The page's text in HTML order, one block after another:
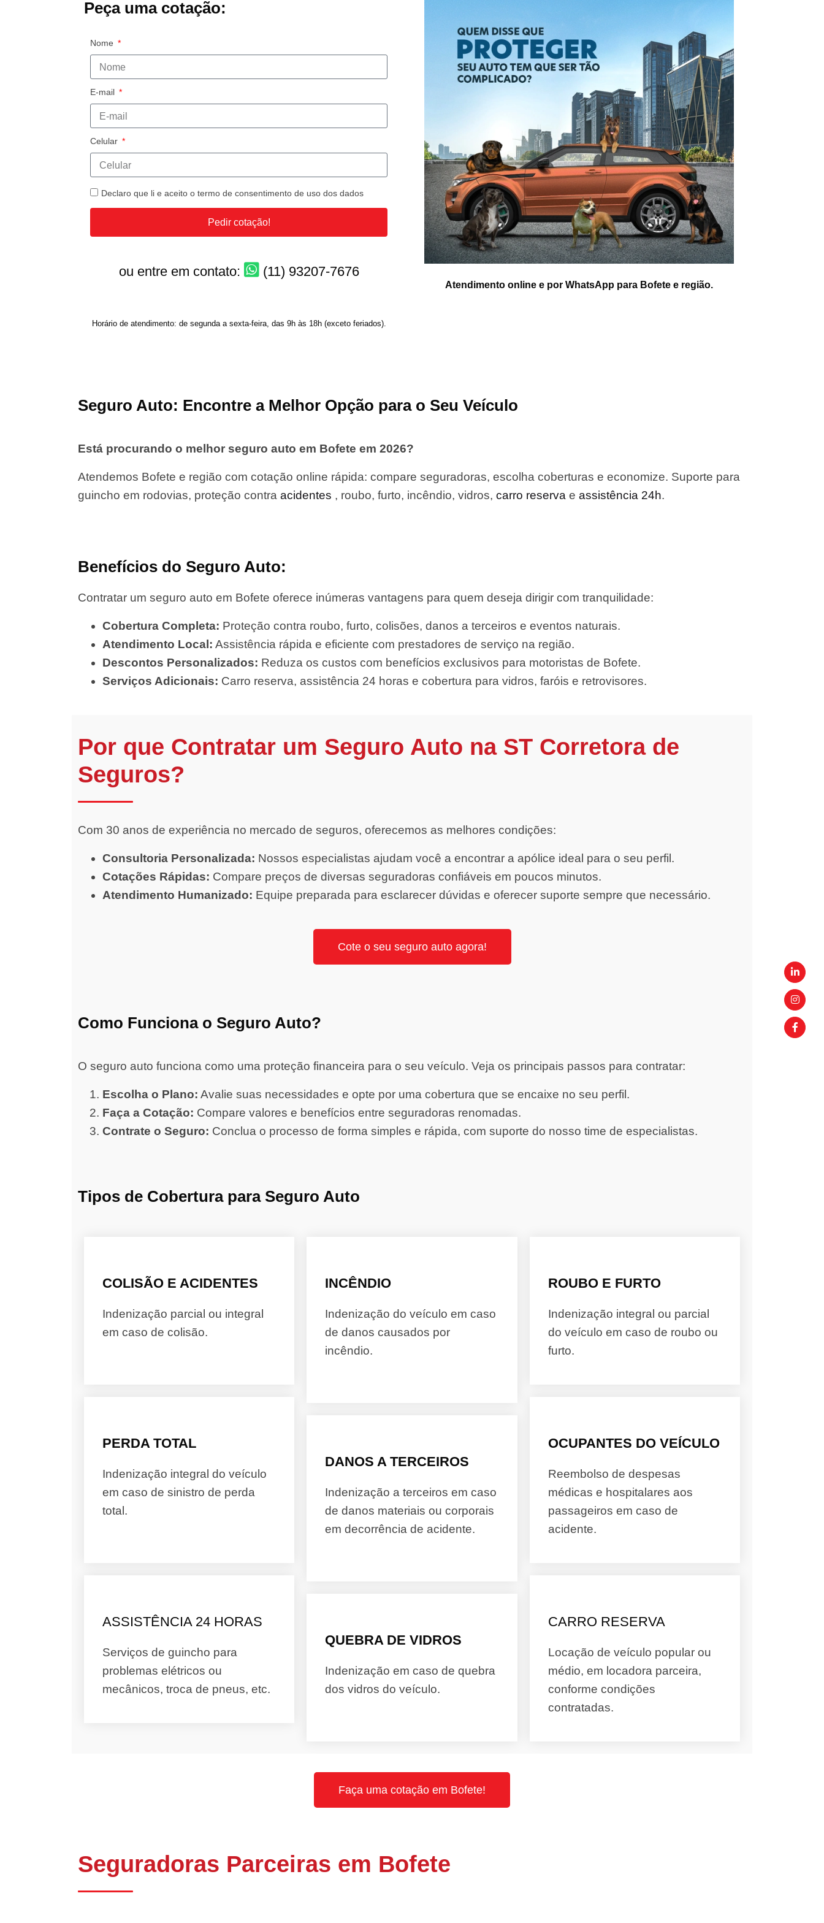
Peça uma cotação:
Nome
E-mail
Celular
Declaro que li e aceito o termo de consentimento de uso dos dados
Pedir cotação!
ou entre em contato: (11) 93207-7676
Horário de atendimento: de segunda a sexta-feira, das 9h às 18h (exceto feriados).
Atendimento online e por WhatsApp para Bofete e região.
Seguro Auto: Encontre a Melhor Opção para o Seu Veículo
Está procurando o melhor seguro auto em Bofete em 2026?
Atendemos Bofete e região com cotação online rápida: compare seguradoras, escolha coberturas e economize. Suporte para
guincho em rodovias, proteção contra acidentes , roubo, furto, incêndio, vidros, carro reserva e assistência 24h.
Benefícios do Seguro Auto:
Contratar um seguro auto em Bofete oferece inúmeras vantagens para quem deseja dirigir com tranquilidade:
Cobertura Completa: Proteção contra roubo, furto, colisões, danos a terceiros e eventos naturais.
Atendimento Local: Assistência rápida e eficiente com prestadores de serviço na região.
Descontos Personalizados: Reduza os custos com benefícios exclusivos para motoristas de Bofete.
Serviços Adicionais: Carro reserva, assistência 24 horas e cobertura para vidros, faróis e retrovisores.
Por que Contratar um Seguro Auto na ST Corretora de
Seguros?
Com 30 anos de experiência no mercado de seguros, oferecemos as melhores condições:
Consultoria Personalizada: Nossos especialistas ajudam você a encontrar a apólice ideal para o seu perfil.
Cotações Rápidas: Compare preços de diversas seguradoras confiáveis em poucos minutos.
Atendimento Humanizado: Equipe preparada para esclarecer dúvidas e oferecer suporte sempre que necessário.
Cote o seu seguro auto agora!
Como Funciona o Seguro Auto?
O seguro auto funciona como uma proteção financeira para o seu veículo. Veja os principais passos para contratar:
Escolha o Plano: Avalie suas necessidades e opte por uma cobertura que se encaixe no seu perfil.
Faça a Cotação: Compare valores e benefícios entre seguradoras renomadas.
Contrate o Seguro: Conclua o processo de forma simples e rápida, com suporte do nosso time de especialistas.
Tipos de Cobertura para Seguro Auto
COLISÃO E ACIDENTES
Indenização parcial ou integral
em caso de colisão.
PERDA TOTAL
Indenização integral do veículo
em caso de sinistro de perda
total.
ASSISTÊNCIA 24 HORAS
Serviços de guincho para
problemas elétricos ou
mecânicos, troca de pneus, etc.
INCÊNDIO
Indenização do veículo em caso
de danos causados por
incêndio.
DANOS A TERCEIROS
Indenização a terceiros em caso
de danos materiais ou corporais
em decorrência de acidente.
QUEBRA DE VIDROS
Indenização em caso de quebra
dos vidros do veículo.
ROUBO E FURTO
Indenização integral ou parcial
do veículo em caso de roubo ou
furto.
OCUPANTES DO VEÍCULO
Reembolso de despesas
médicas e hospitalares aos
passageiros em caso de
acidente.
CARRO RESERVA
Locação de veículo popular ou
médio, em locadora parceira,
conforme condições
contratadas.
Faça uma cotação em Bofete!
Seguradoras Parceiras em Bofete